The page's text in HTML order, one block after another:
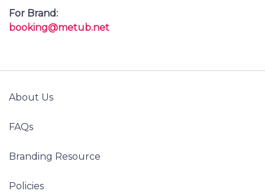
For Brand:
booking@metub.net
About Us
FAQs
Branding Resource
Policies